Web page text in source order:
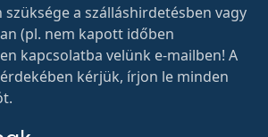
szüksége a szálláshirdetésben vagy
(pl. nem kapott időben
kapcsolatba velünk e-mailben! A
kérjük, írjon le minden